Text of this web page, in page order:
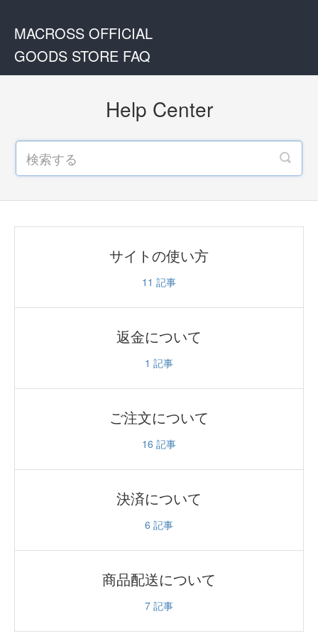
MACROSS OFFICIAL
GOODS STORE FAQ
Help Center
サイトの使い方
11 記事
返金について
1 記事
ご注文について
16 記事
決済について
6 記事
商品配送について
7 記事